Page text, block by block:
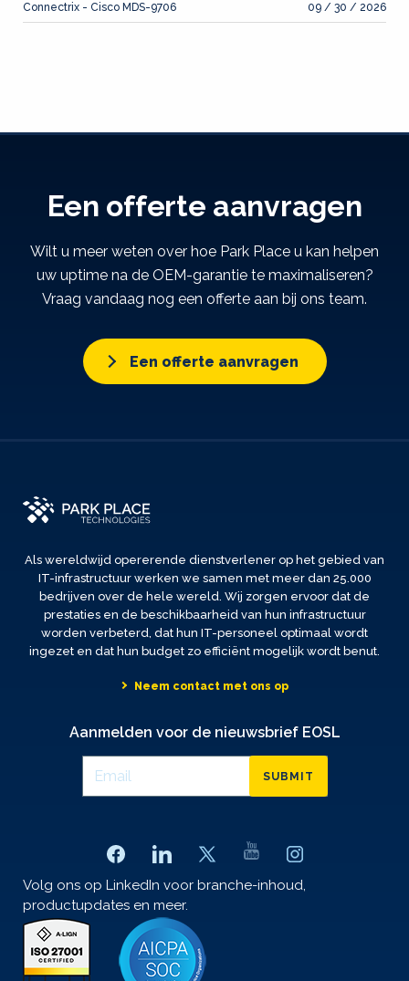
Connectrix - Cisco MDS-9706 09 / 30 / 2026
Een offerte aanvragen
Wilt u meer weten over hoe Park Place u kan helpen
uw uptime na de OEM-garantie te maximaliseren?
Vraag vandaag nog een offerte aan bij ons team.
Een offerte aanvragen
Als wereldwijd opererende dienstverlener op het gebied van
IT-infrastructuur werken we samen met meer dan 25.000
bedrijven over de hele wereld. Wij zorgen ervoor dat de
prestaties en de beschikbaarheid van hun infrastructuur
worden verbeterd, dat hun IT-personeel optimaal wordt
ingezet en dat hun budget zo efficiënt mogelijk wordt benut.
Neem contact met ons op
Aanmelden voor de nieuwsbrief EOSL
SUBMIT
Volg ons op LinkedIn voor branche-inhoud,
productupdates en meer.